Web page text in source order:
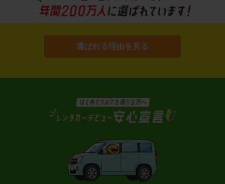
選ばれる理由を見る